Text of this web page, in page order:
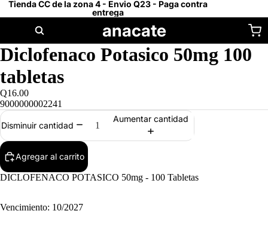
Tienda CC de la zona 4 - Envio Q23 - Paga contra
entrega
anacate
Diclofenaco Potasico 50mg 100
tabletas
Q16.00
9000000002241
Disminuir cantidad
Aumentar cantidad
Agregar al carrito
DICLOFENACO POTASICO 50mg - 100 Tabletas
Vencimiento: 10/2027